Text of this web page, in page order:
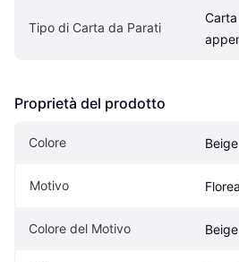
Tipo di Carta da Parati
Proprietà del prodotto
Colore Beige
Motivo
Colore del Motivo